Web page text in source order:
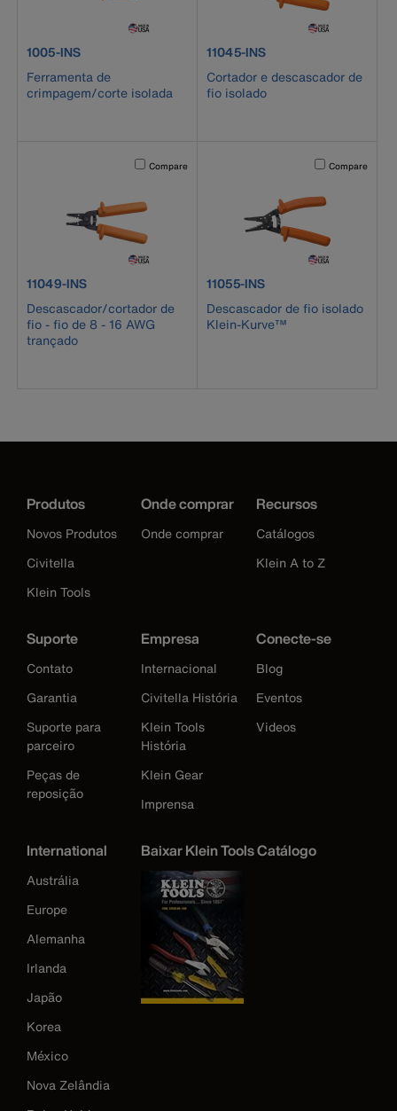
product number 1005-INS
1005-INS
Ferramenta de
crimpagem/corte isolada
product number 11045-INS
11045-INS
Cortador e descascador de
fio isolado
Activating this element will cause content on the page to
Compare
product number 11049-INS
11049-INS
Descascador/cortador de
fio - fio de 8 - 16 AWG
trançado
Activating this
Compare
product number 11055-INS
11055-INS
Descascador de fio isolado
Klein-Kurve™
Produtos
Novos Produtos
Civitella
Klein Tools
Onde comprar
Onde comprar
Recursos
Catálogos
Klein A to Z
Suporte
Contato
Garantia
Suporte para
parceiro
Peças de
reposição
Empresa
Internacional
Civitella História
Klein Tools
História
Klein Gear
Imprensa
Conecte-se
Blog
Eventos
Videos
International
Austrália
Europe
Alemanha
Irlanda
Japão
Korea
México
Nova Zelândia
Baixar Klein Tools Catálogo